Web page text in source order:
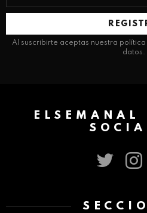
correo
Al suscribirte aceptas nuestra
datos.
ELSEMANAL